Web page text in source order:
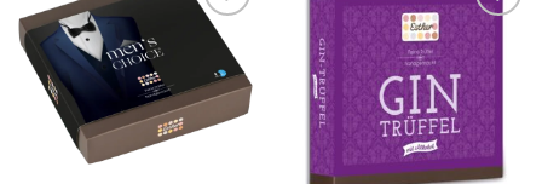
Auf die
Wunschliste
Auf die
Wunschliste